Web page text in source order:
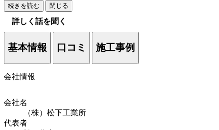
続きを読む 閉じる
詳しく話を聞く
基本情報 口コミ 施工事例
会社情報
会社名
（株）松下工業所
代表者